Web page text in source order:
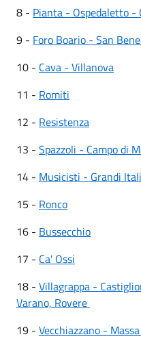
8 - Pianta - Ospedaletto -
9 - Foro Boario - San
10 - Cava - Villanova
11 - Romiti
12 - Resistenza
13 - Spazzoli - Campo di
14 - Musicisti - Grandi
15 - Ronco
16 - Bussecchio
17 - Ca' Ossi
18 - Villagrappa -
Varano, Rovere
19 - Vecchiazzano -